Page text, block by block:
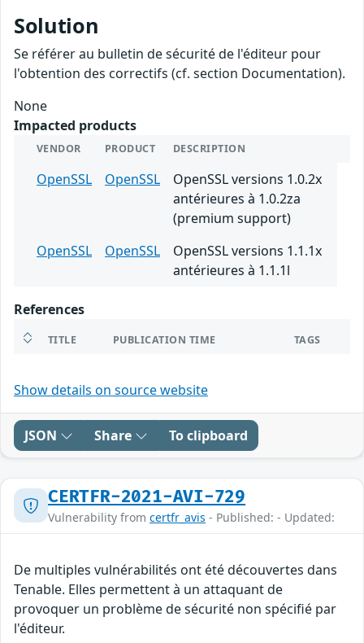
Solution
Se référer au bulletin de sécurité de l'éditeur pour
l'obtention des correctifs (cf. section Documentation).
None
Impacted products
VENDOR PRODUCT DESCRIPTION
OpenSSL OpenSSL
OpenSSL versions 1.0.2x
antérieures à 1.0.2za
(premium support)
OpenSSL
OpenSSL
OpenSSL versions 1.1.1x
antérieures à 1.1.1l
References
TITLE PUBLICATION TIME TAGS
Show details on source website
JSON Share To clipboard
CERTFR-2021-AVI-729
Vulnerability from certfr_avis - Published: - Updated:
De multiples vulnérabilités ont été découvertes dans
Tenable. Elles permettent à un attaquant de
provoquer un problème de sécurité non spécifié par
l'éditeur.